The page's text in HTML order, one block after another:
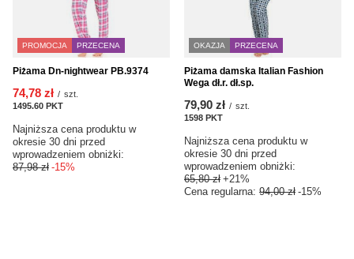
PROMOCJA PRZECENA
Piżama Dn-nightwear PB.9374
74,78 zł / szt.
1495.60 PKT
Najniższa cena produktu w
okresie 30 dni przed
wprowadzeniem obniżki:
87,98 zł -15%
OKAZJA PRZECENA
Piżama damska Italian Fashion
Wega dł.r. dł.sp.
79,90 zł / szt.
1598 PKT
Najniższa cena produktu w
okresie 30 dni przed
wprowadzeniem obniżki:
65,80 zł +21%
Cena regularna: 94,00 zł -15%